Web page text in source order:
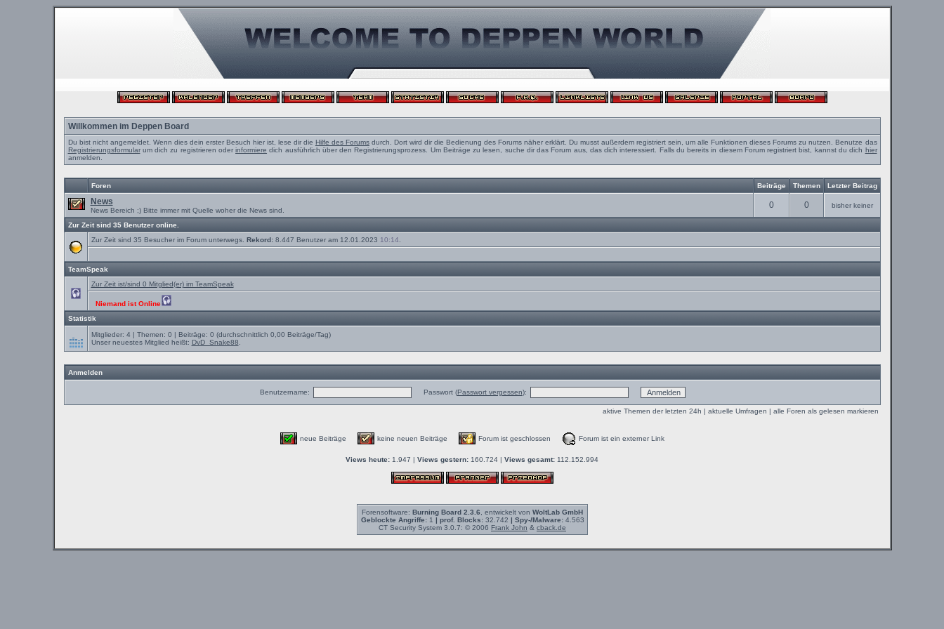
Willkommen im Deppen Board
Du bist nicht angemeldet. Wenn dies dein erster Besuch hier ist, lese dir die Hilfe des Forumsdurch. Dort wird dir die Bedienung des Forums näher erklärt. Du musst außerdem registriert sein, um alle Funktionen dieses Forums zu nutzen. Benutze das
Registrierungsformularum dich zu registrieren oderinformiere dich ausführlich über den Registrierungsprozess. Um Beiträge zu lesen, suche dir das Forum aus, das dich interessiert. Falls du bereits in diesem Forum registriert bist, kannst du dich hier
anmelden.
Foren Beiträge Themen Letzter Beitrag
News
News Bereich ;) Bitte immer mit Quelle woher die News sind.
0 0 bisher keiner
Zur Zeit sind 35 Benutzer online.
Zur Zeit sind 35 Besucher im Forum unterwegs. Rekord:8.447 Benutzer am 12.01.2023 10:14
TeamSpeak
Zur Zeit ist/sind 0 Mitglied(er) im TeamSpeak
Niemand ist Online
Statistik
Mitglieder: 4 | Themen: 0 | Beiträge: 0 (durchschnittlich 0,00 Beiträge/Tag)
Unser neuestes Mitglied heißt: DvD_Snake88
Anmelden
Benutzername: Passwort (Passwort vergessen):
aktive Themen der letzten 24h | aktuelle Umfragen | alle Foren als gelesen markieren
neue Beiträge keine neuen Beiträge Forum ist geschlossen Forum ist ein externer Link
Views heute: 1.947 | Views gestern: 160.724 | Views gesamt: 112.152.994
Forensoftware: Burning Board 2.3.6 , entwickelt von WoltLab GmbH
Geblockte Angriffe:1 | prof. Blocks:32.742 | Spy-/Malware:4.563
CT Security System 3.0.7: © 2006 Frank John & cback.de